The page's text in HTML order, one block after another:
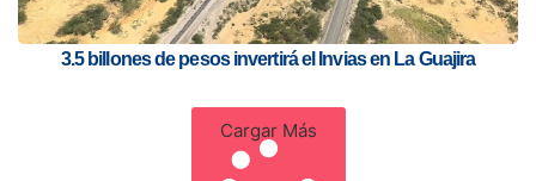
3.5 billones de pesos invertirá el Invias en La Guajira
Cargar Más